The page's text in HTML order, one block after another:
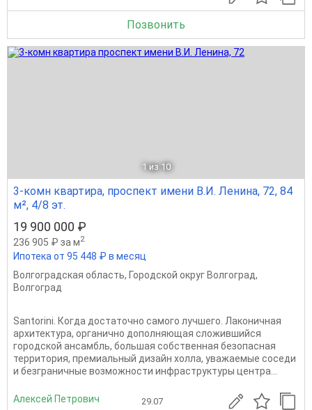
Позвонить
1 из 10
3-комн квартира, проспект имени В.И. Ленина, 72, 84
м², 4/8 эт.
19 900 000 ₽
236 905 ₽ за м2
Ипотека от 95 448 ₽ в месяц
Волгоградская область, Городской округ Волгоград,
Волгоград
Santorini. Когда достаточно самого лучшего. Лаконичная
архитектура, органично дополняющая сложившийся
городской ансамбль, большая собственная безопасная
территория, премиальный дизайн холла, уважаемые соседи
и безграничные возможности инфраструктуры центра...
Алексей Петрович 29.07